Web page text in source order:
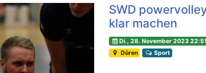
SWD
klar machen
Di., 28. November 2023 22:51
Düren
Sport